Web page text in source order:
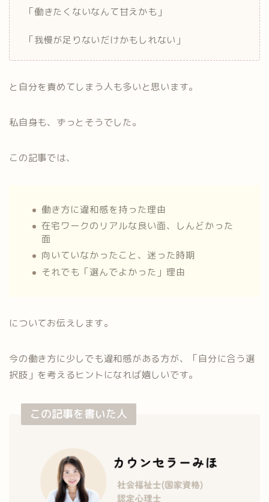
「働きたくないなんて甘えかも」
「我慢が足りないだけかもしれない」
と自分を責めてしまう人も多いと思います。
私自身も、ずっとそうでした。
この記事では、
働き方に違和感を持った理由
在宅ワークのリアルな良い面、しんどかった
面
向いていなかったこと、迷った時期
それでも「選んでよかった」理由
についてお伝えします。
今の働き方に少しでも違和感がある方が、「自分に合う選
択肢」を考えるヒントになれば嬉しいです。
この記事を書いた人